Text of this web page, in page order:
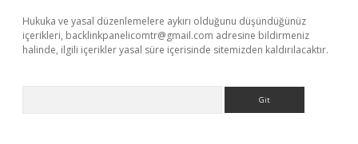
Hukuka ve yasal düzenlemelere aykırı olduğunu düşündüğünüz
içerikleri, backlinkpanelicomtr@gmail.com adresine bildirmeniz
halinde, ilgili içerikler yasal süre içerisinde sitemizden kaldırılacaktır.